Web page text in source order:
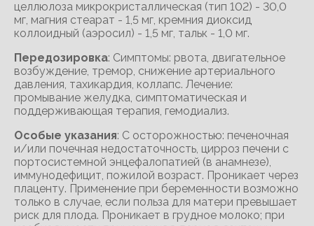
целлюлоза микрокристаллическая (тип 102) - 30,0
мг, магния стеарат - 1,5 мг, кремния диоксид
коллоидный (аэросил) - 1,5 мг, тальк - 1,0 мг.
Передозировка: Симптомы: рвота, двигательное
возбуждение, тремор, снижение артериального
давления, тахикардия, коллапс. Лечение:
промывание желудка, симптоматическая и
поддерживающая терапия, гемодиализ.
Особые указания: С осторожностью: печеночная
и/или почечная недостаточность, цирроз печени с
портосистемной энцефалопатией (в анамнезе),
иммунодефицит, пожилой возраст. Проникает через
плаценту. Применение при беременности возможно
только в случае, если польза для матери превышает
риск для плода. Проникает в грудное молоко; при